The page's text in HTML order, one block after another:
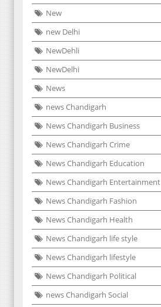
New
new Delhi
NewDehli
NewDelhi
News
news Chandigarh
News Chandigarh Business
News Chandigarh Crime
News Chandigarh Education
News Chandigarh Entertainment
News Chandigarh Fashion
News Chandigarh Health
News Chandigarh life style
News Chandigarh lifestyle
News Chandigarh Political
news Chandigarh Social